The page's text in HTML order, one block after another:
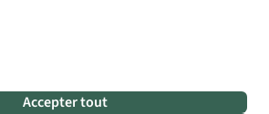
Accepter tout